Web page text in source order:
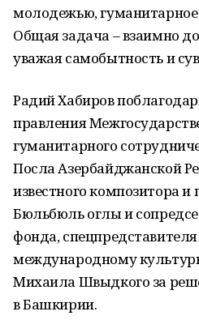
молодежью, гуманитарное
Общая задача – взаимно
уважая самобытность и
Радий Хабиров
правления
гуманитарного
Посла Азербайджанской
известного композитора и
Бюльбюль оглы и
фонда,
международному
Михаила Швыдкого за
в Башкирии.